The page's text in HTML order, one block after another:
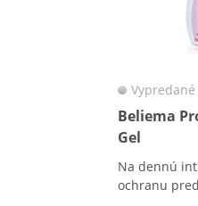
Beliema
Gel
Vypredané
Na dennú
ochranu